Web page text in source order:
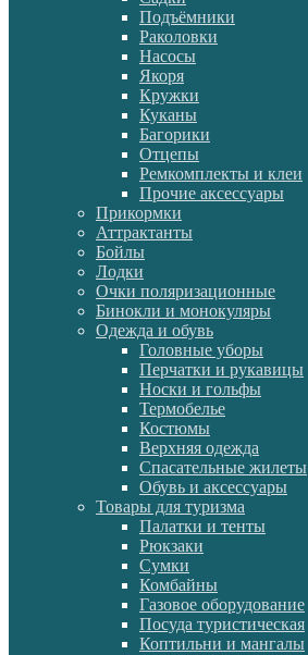
Подъёмники
Раколовки
Насосы
Якоря
Кружки
Куканы
Багорики
Отцепы
Ремкомплекты и клеи
Прочие аксессуары
Прикормки
Аттрактанты
Бойлы
Лодки
Очки поляризационные
Бинокли и монокуляры
Одежда и обувь
Головные уборы
Перчатки и рукавицы
Носки и гольфы
Термобелье
Костюмы
Верхняя одежда
Спасательные жилеты
Обувь и аксессуары
Товары для туризма
Палатки и тенты
Рюкзаки
Сумки
Комбайны
Газовое оборудование
Посуда туристическая
Коптильни и мангалы